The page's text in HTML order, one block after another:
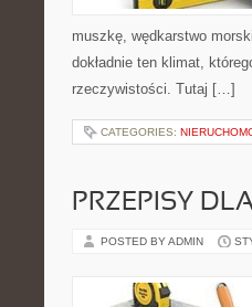
muszkę, wędkarstwo
dokładnie ten klimat,
rzeczywistości. Tutaj […]
CATEGORIES:
PRZEPISY
POSTED BY ADMIN